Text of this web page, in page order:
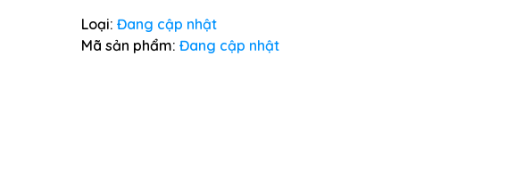
Loại: Đang cập nhật
Mã sản phẩm: Đang cập nhật